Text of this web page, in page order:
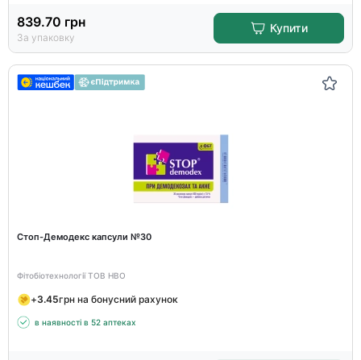
839.70 грн
За упаковку
Купити
Стоп-Демодекс капсули №30
Фітобіотехнології ТОВ НВО
+3.45грн на бонусний рахунок
в наявності в 52 аптеках